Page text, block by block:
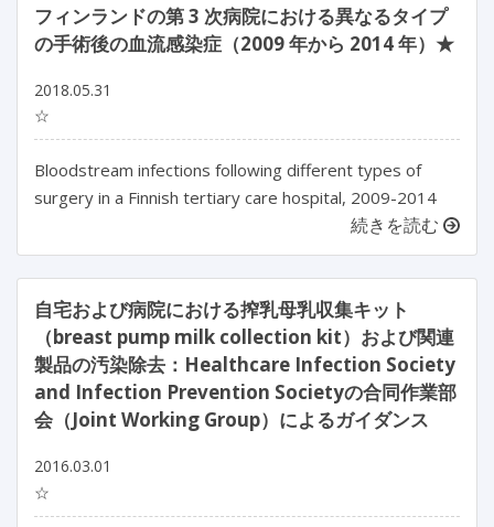
フィンランドの第 3 次病院における異なるタイプ
の手術後の血流感染症（2009 年から 2014 年）★
2018.05.31
☆
Bloodstream infections following different types of
surgery in a Finnish tertiary care hospital, 2009-2014
続きを読む
自宅および病院における搾乳母乳収集キット
（breast pump milk collection kit）および関連
製品の汚染除去：Healthcare Infection Society
and Infection Prevention Societyの合同作業部
会（Joint Working Group）によるガイダンス
2016.03.01
☆